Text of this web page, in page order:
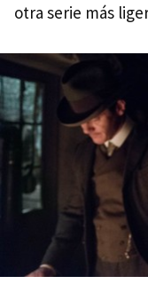
otra serie más